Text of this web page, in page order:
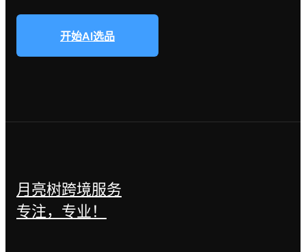
开始AI选品
月亮树跨境服务
专注，专业！